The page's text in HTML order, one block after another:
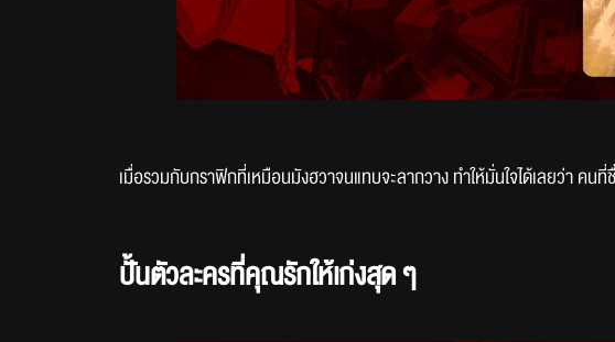
เมื่อรวมกับกราฟิกที่เหมือนมังฮวาจนแทบจะลากวาง ทำให้มั่นใจได้เลยว่า ค
ปั้นตัวละครที่คุณรักให้เก่งสุด ๆ